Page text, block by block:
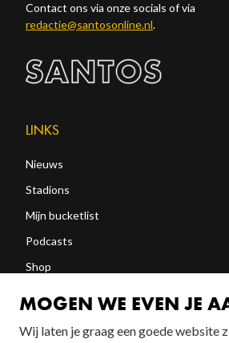
Contact ons via onze socials of via
redactie@santosonline.nl.
LINKS
Nieuws
Stadions
Mijn bucketlist
Podcasts
Shop
MOGEN WE EVEN JE
Wij laten je graag een goede website